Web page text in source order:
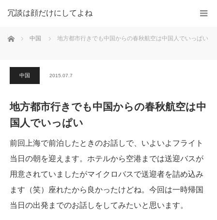
冗談は顔だけにしてよね
ホーム 中国 地方都市行きでも中国からの春秋航空は中国人でいっぱい
中国 2015.07.7
地方都市行きでも中国からの春秋航空は中
国人でいっぱい
前回上海で前泊したときのお話しで、いよいよフライト
当日の朝を迎えます。ホテルから空港までは送迎バスが
用意されていましたがマイクロバスで送迎者を詰め込み
ます（笑）座れたから良かったけどね。今回は一時帰国
当日の出発までのお話しをしてみたいと思います。